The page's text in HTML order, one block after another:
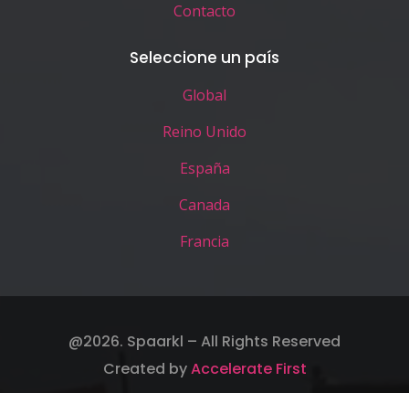
Contacto
Seleccione un país
Global
Reino Unido
España
Canada
Francia
@2026. Spaarkl – All Rights Reserved
Created byAccelerate First